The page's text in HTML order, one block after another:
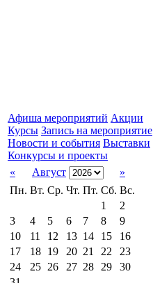
Афиша мероприятий Акции
Курсы Запись на мероприятие
Новости и события Выставки
Конкурсы и проекты
«
Август
»
Пн. Вт. Ср. Чт. Пт. Сб. Вс.
1
2
3
4 5 6 7 8
9
10
11 12 13 14 15
16
17
18 19 20 21 22
23
24
25 26 27 28 29
30